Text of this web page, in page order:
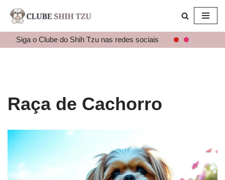
paraSiga o Clube do Shih Tzu nas redes sociais
Raça de Cachorro